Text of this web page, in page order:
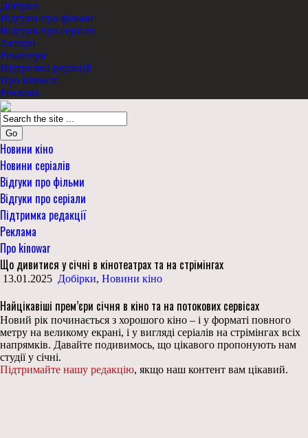
Добірки
Відгуки про фільми
Відгуки про серіали
Актори
Режисери
Підтримка редакції
Про kinowar
Реклама
Go
Новини кіно
Новини серіалів
Відгуки про фільми
Відгуки про серіали
Підтримка редакції
Реклама
Про kinowar
Що дивитися у січні в кінотеатрах та на стрімінгах
13.01.2025 Добірки, Новини кіно
Найцікавіші прем’єри січня в кіно та на потокових сервісах
Новий рік починається з хорошого кіно – і у форматі повного
метру на великому екрані, і у вигляді серіалів на стрімінгах всіх
напрямків. Давайте подивимось, що цікавого пропонують нам
студії у січні.
Підтримайте нашу редакцію, якщо наш контент вам цікавий.